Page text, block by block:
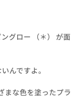
グロー （＊） が面
んですよ。
まな色を塗ったプラ